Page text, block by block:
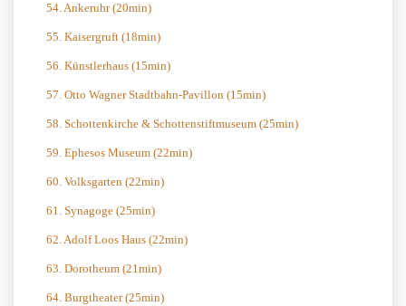
54. Ankeruhr (20min)
55. Kaisergruft (18min)
56. Künstlerhaus (15min)
57. Otto Wagner Stadtbahn-Pavillon (15min)
58. Schottenkirche & Schottenstiftmuseum (25min)
59. Ephesos Museum (22min)
60. Volksgarten (22min)
61. Synagoge (25min)
62. Adolf Loos Haus (22min)
63. Dorotheum (21min)
64. Burgtheater (25min)